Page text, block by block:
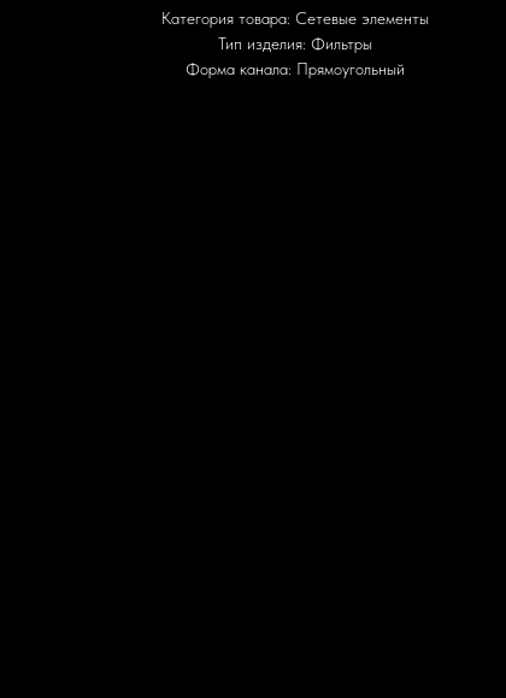
Категория товара: Сетевые элементы
Тип изделия: Фильтры
Форма канала: Прямоугольный